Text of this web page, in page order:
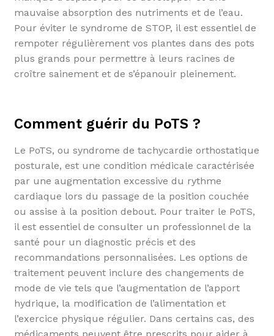
mauvaise absorption des nutriments et de l’eau.
Pour éviter le syndrome de STOP, il est essentiel de
rempoter régulièrement vos plantes dans des pots
plus grands pour permettre à leurs racines de
croître sainement et de s’épanouir pleinement.
Comment guérir du PoTS ?
Le PoTS, ou syndrome de tachycardie orthostatique
posturale, est une condition médicale caractérisée
par une augmentation excessive du rythme
cardiaque lors du passage de la position couchée
ou assise à la position debout. Pour traiter le PoTS,
il est essentiel de consulter un professionnel de la
santé pour un diagnostic précis et des
recommandations personnalisées. Les options de
traitement peuvent inclure des changements de
mode de vie tels que l’augmentation de l’apport
hydrique, la modification de l’alimentation et
l’exercice physique régulier. Dans certains cas, des